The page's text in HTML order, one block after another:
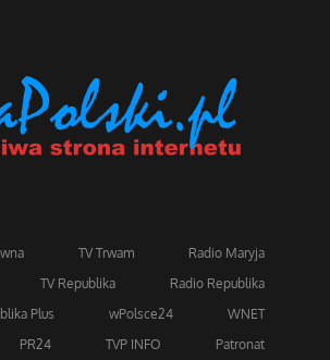
TV Trwam
Radio Maryja
TV Republika
Radio Republika
Plus
wPolsce24
WNET
PR24
TVP INFO Patronat